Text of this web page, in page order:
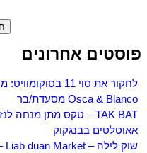
פוסטים אחרונים
לחקור את סוי 11 בסוקומוויט: מרכז חיי הלילה של בנגקוק
Osca & Blanco מסעדת/בר
TAK BAT – טקס מתן מנחה לנזירים
אאוטלטים בבנגקוק
שוק לילה – Liab duan Market – בבנגקוק